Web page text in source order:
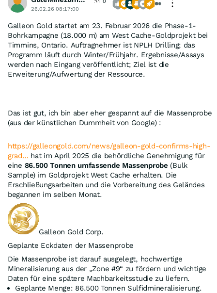
26.02.26 08:17:00
Galleon Gold startet am 23. Februar 2026 die Phase-1-
Bohrkampagne (18.000 m) am West Cache-Goldprojekt bei
Timmins, Ontario. Auftragnehmer ist NPLH Drilling; das
Programm läuft durch Winter/Frühjahr. Ergebnisse/Assays
werden nach Eingang veröffentlicht; Ziel ist die
Erweiterung/Aufwertung der Ressource.
Das ist gut, ich bin aber eher gespannt auf die Massenprobe
(aus der künstlichen Dummheit von Google) :
https://galleongold.com/news/galleon-gold-confirms-high-
grad… hat im April 2025 die behördliche Genehmigung für
eine 86.500 Tonnen umfassende Massenprobe (Bulk
Sample) im Goldprojekt West Cache erhalten. Die
Erschließungsarbeiten und die Vorbereitung des Geländes
begannen im selben Monat.
Galleon Gold Corp.
Geplante Eckdaten der Massenprobe
Die Massenprobe ist darauf ausgelegt, hochwertige
Mineralisierung aus der „Zone #9“ zu fördern und wichtige
Daten für eine spätere Machbarkeitsstudie zu liefern.
Geplante Menge: 86.500 Tonnen Sulfidmineralisierung.